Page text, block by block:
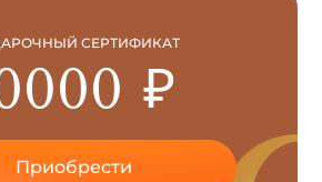
СЕРТИФИКАТ
₽
Приобрести